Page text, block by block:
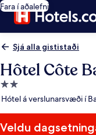
Fara í aðalefni
Sjá alla gististaði
Hôtel Côte
2.0
stjörnu
Hótel á verslunarsvæði í
Veldu